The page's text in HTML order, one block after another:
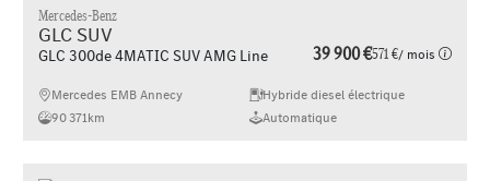
Mercedes-Benz
GLC SUV
GLC 300de 4MATIC SUV AMG Line 39 900 €571 €/ mois
Mercedes EMB Annecy
Hybride diesel électrique
90 371km
Automatique